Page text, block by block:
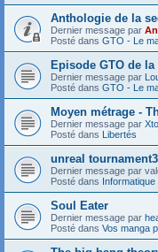
Anthologie de la
Dernier message par
Posté dans GTO - Le
Episode GTO de
Dernier message par
Posté dans GTO - Le
Moyen métrage -
Dernier message par
Posté dans Libertés
unreal
Dernier message par
Posté dans
Soul Eater
Dernier message par
Posté dans Vos manga